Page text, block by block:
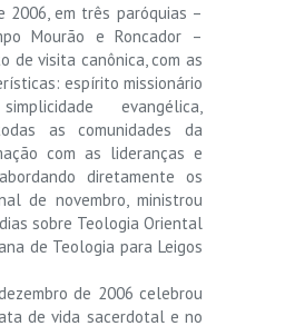
2006, em três paróquias –
Mourão e Roncador –
de visita canônica, com as
espírito missionário
evangélica,
as comunidades da
com as lideranças e
diretamente os
de novembro, ministrou
sobre Teologia Oriental
de Teologia para Leigos
de 2006 celebrou
de vida sacerdotal e no